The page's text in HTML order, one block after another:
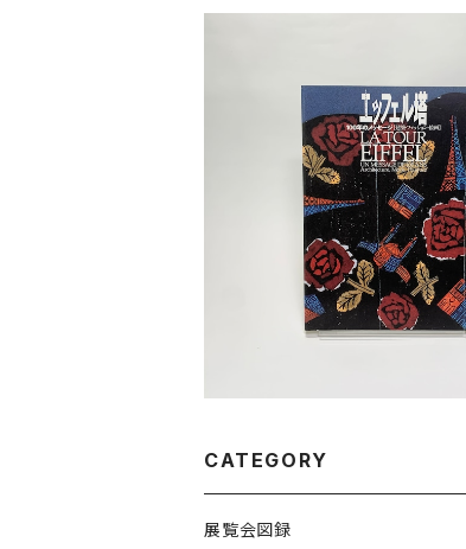
「エッフェル塔 100年のメッ
ファッション・絵画」展
¥1,500
CATEGORY
展覧会図録